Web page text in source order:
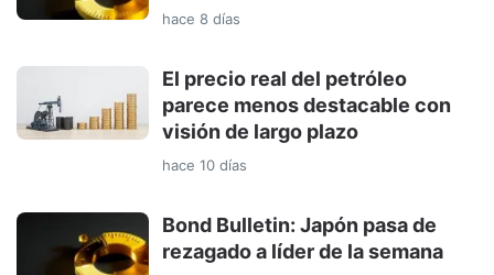
hace 8 días
El precio real del petróleo
parece menos destacable con
visión de largo plazo
hace 10 días
Bond Bulletin: Japón pasa de
rezagado a líder de la semana